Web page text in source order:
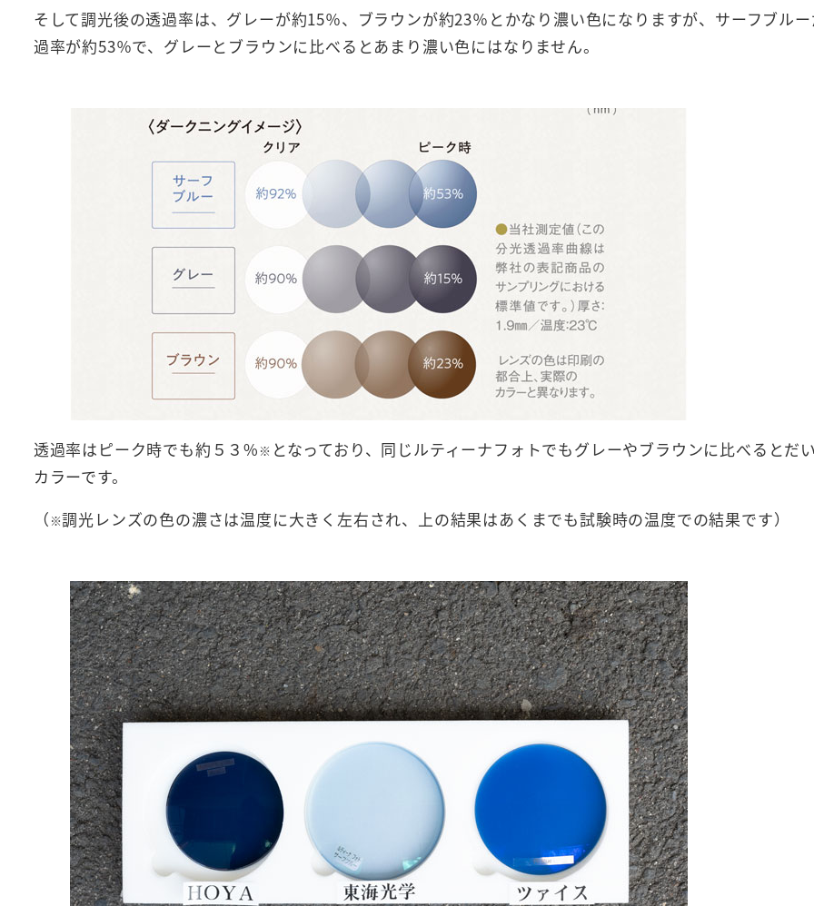
そして調光後の透過率は、グレーが約15％、ブラウンが約23％とかなり濃い色になりますが、サーフブル
過率が約53％で、グレーとブラウンに比べるとあまり濃い色にはなりません。
透過率はピーク時でも約５３% ※ となっており、同じルティーナフォトでもグレーやブラウンに比べるとだ
カラーです。
（ ※調光レンズの色の濃さは温度に大きく左右され、上の結果はあくまでも試験時の温度での結果です）